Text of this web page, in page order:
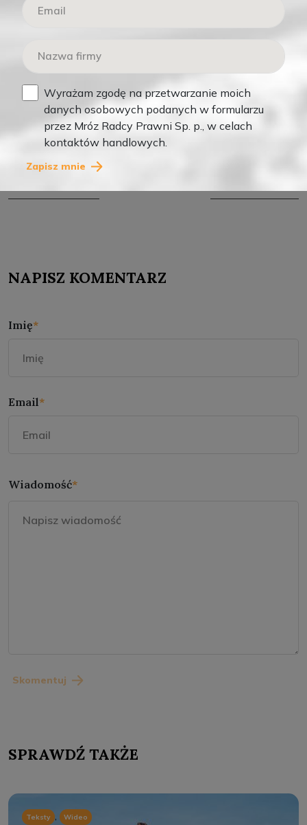
ŁUKASZ MRÓZ
Od wielu lat swoją wiedzą na temat prawnej strony
pisząc teksty, nagrywając podcasty i wideo.
NAPISZ KOMENTARZ
Imię*
Email*
Wiadomość*
Skomentuj
SPRAWDŹ TAKŻE
Teksty , Wideo
Wyrażam zgodę na przetwarzanie moich
danych osobowych podanych w formularzu
przez Mróz Radcy Prawni Sp. p., w celach
kontaktów handlowych.
Zapisz mnie